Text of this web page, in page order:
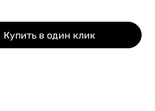
Купить в один клик